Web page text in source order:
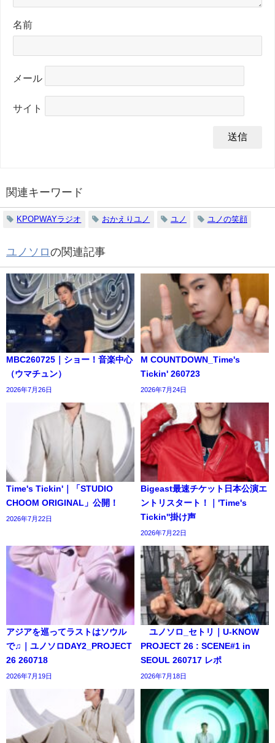
名前
メール
サイト
関連キーワード
KPOPWAYラジオ おかえりユノ ユノ ユノの笑顔
ユノソロの関連記事
MBC260725｜ショー！音楽中心
（ウマチュン）
2026年7月26日
M COUNTDOWN_Time's
Tickin' 260723
2026年7月24日
Time's Tickin'｜「STUDIO
CHOOM ORIGINAL」公開！
2026年7月22日
Bigeast最速チケット日本公演エ
ントリスタート！｜'Time's
Tickin''掛け声
2026年7月22日
アジアを巡ってラストはソウル
で♫｜ユノソロDAY2_PROJECT
26 260718
2026年7月19日
ユノソロ_セトリ｜U-KNOW
PROJECT 26 : SCENE#1 in
SEOUL 260717 レポ
2026年7月18日